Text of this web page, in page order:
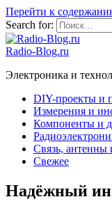
Перейти к
Search for:
Radio-Blog.ru
Электроника и
DIY-проекты и
Измерения и
Компоненты и
Связь, антенны
Свежее
Надёжный